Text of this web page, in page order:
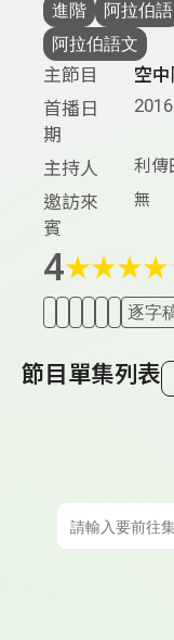
進階 阿拉伯語
阿拉伯語文
主節目
空
首播日
期
主持人 利傳
邀訪來
賓
無
4★★★★
逐字
節目單集列表